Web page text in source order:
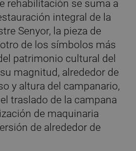
rehabilitación se suma a
integral de la
Senyor, la pieza de
de los símbolos más
patrimonio cultural del
magnitud, alrededor de
y altura del campanario,
traslado de la campana
de maquinaria
de alrededor de